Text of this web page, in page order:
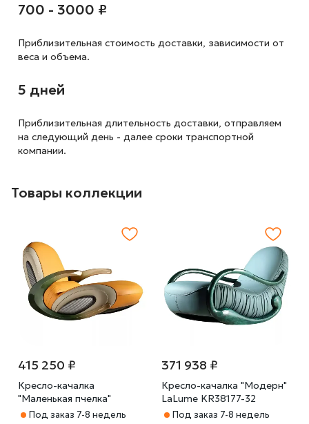
700 - 3000 ₽
Приблизительная стоимость доставки, зависимости от
веса и объема.
5 дней
Приблизительная длительность доставки, отправляем
на следующий день - далее сроки транспортной
компании.
Товары коллекции
415 250 ₽
Кресло-качалка
"Маленькая пчелка"
LaLume KR38176-32
Под заказ 7-8 недель
371 938 ₽
Кресло-качалка "Модерн"
LaLume KR38177-32
Под заказ 7-8 недель